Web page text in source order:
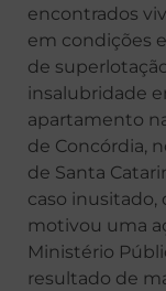
encontrados
em condições
de
insalubridade
apartamento
de Concórdia,
de Santa
caso inusitado,
motivou uma
Ministério
resultado de